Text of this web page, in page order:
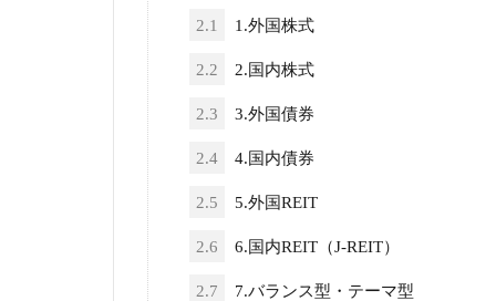
2.1 1.外国株式
2.2 2.国内株式
2.3 3.外国債券
2.4 4.国内債券
2.5 5.外国REIT
2.6 6.国内REIT（J-REIT）
2.7 7.バランス型・テーマ型